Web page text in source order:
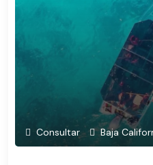
Consultar Baja